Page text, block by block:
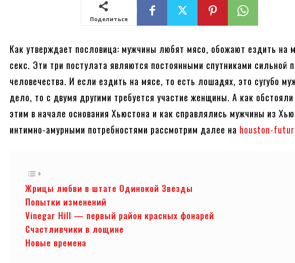
Поделиться
Как утверждает пословица: мужчины любят мясо, обожают ездить на
секс. Эти три постулата являются постоянными спутниками сильной
человечества. И если ездить на мясе, то есть лошадях, это сугубо
дело, то с двумя другими требуется участие женщины. А как
этим в начале основания Хьюстона и как справлялись мужчины из
интимно-амурными потребностями рассмотрим далее на houston-
Жрицы любви в штате Одинокой Звезды
Попытки изменений
Vinegar Hill — первый район красных фонарей
Счастливчики в лощине
Новые времена